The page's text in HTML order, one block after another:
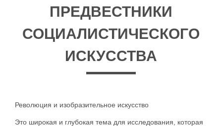
ПРЕДВЕСТНИКИ
СОЦИАЛИСТИЧЕСКОГО
ИСКУССТВА
Революция и изобразительное искусство
Это широкая и глубокая тема для исследования, которая